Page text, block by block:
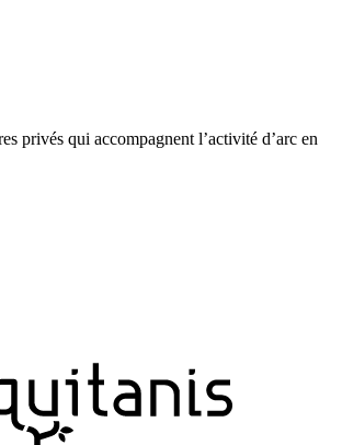
privés qui accompagnent l’activité d’arc en